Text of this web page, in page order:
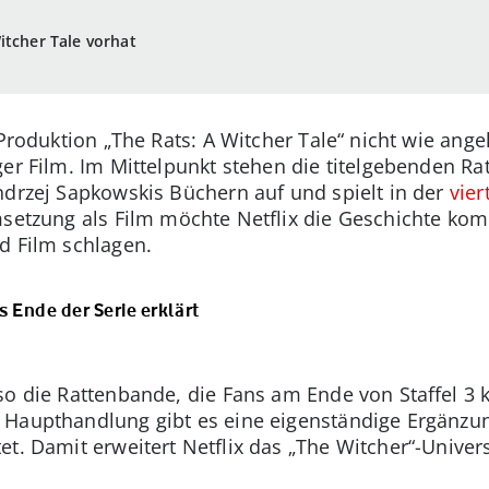
Tale vorhat
„The Rats: A Witcher Tale“ nicht wie
Film. Im Mittelpunkt stehen die titelgebenden
Sapkowskis Büchern auf und spielt in der
als Film möchte Netflix die Geschichte
Film schlagen.
Ende der Serie erklärt
die Rattenbande, die Fans am Ende von Staffel 3
gibt es eine eigenständige
Damit erweitert Netflix das „The Witcher“-